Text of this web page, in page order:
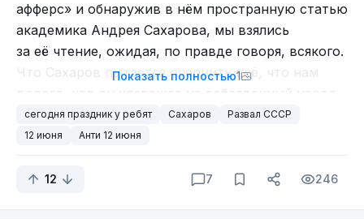
афферс» и обнаружив в нём пространную статью
академика Андрея Сахарова, мы взялись
за её чтение, ожидая, по правде говоря, всякого.
Что Сахаров пытается очернить всё, что нам
выставляя его перед внешним миром эдакой
безликой массой, даже и не приблизившейся
знали.
Показать полностью1
сегодня праздник у ребят Сахаров
Развал СССР
12 июня
Анти 12 июня
12 7 246